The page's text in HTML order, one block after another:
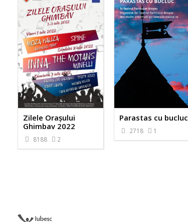
Zilele Orașului
Ghimbav 2022
8188 2
Parastas cu bucluc
2718 1